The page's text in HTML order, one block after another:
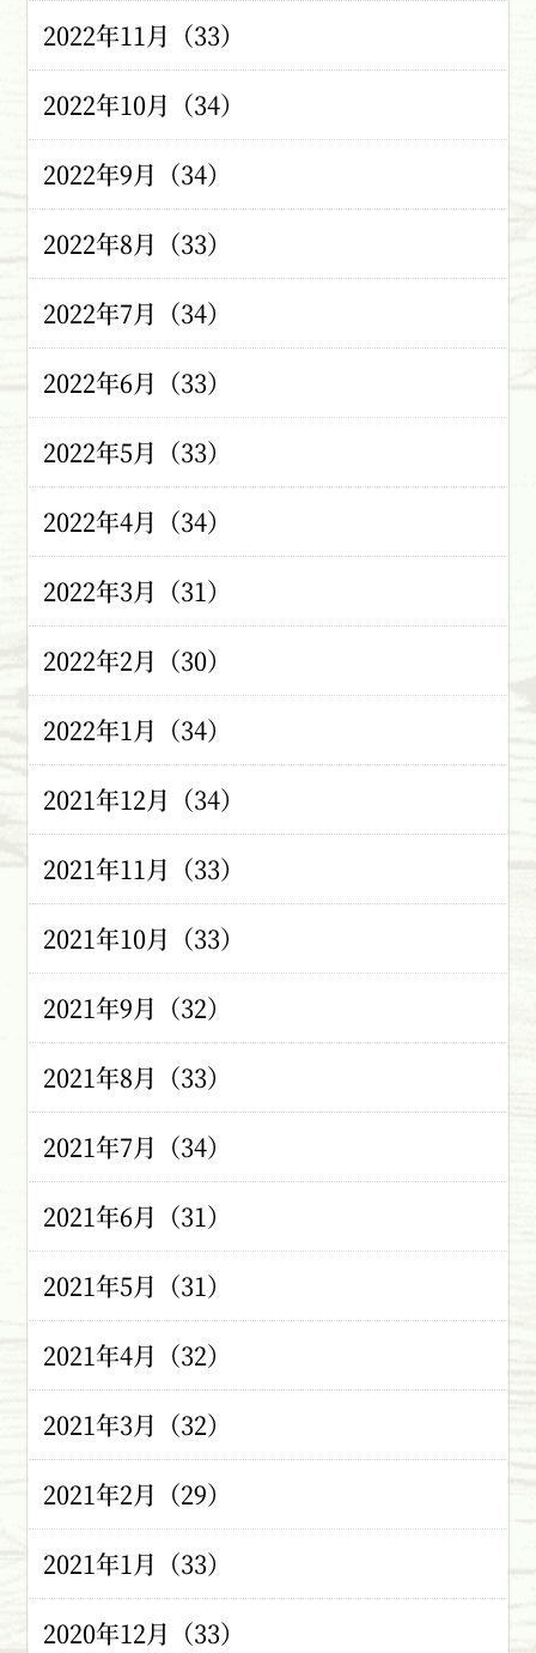
2022年11月（33）
2022年10月（34）
2022年9月（34）
2022年8月（33）
2022年7月（34）
2022年6月（33）
2022年5月（33）
2022年4月（34）
2022年3月（31）
2022年2月（30）
2022年1月（34）
2021年12月（34）
2021年11月（33）
2021年10月（33）
2021年9月（32）
2021年8月（33）
2021年7月（34）
2021年6月（31）
2021年5月（31）
2021年4月（32）
2021年3月（32）
2021年2月（29）
2021年1月（33）
2020年12月（33）